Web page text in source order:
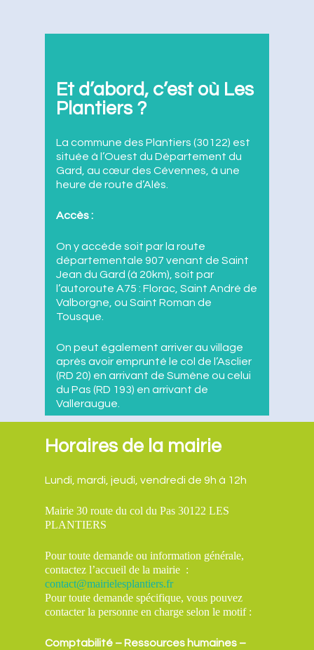
Et d’abord, c’est où Les
Plantiers ?
La commune des Plantiers (30122) est
située à l’Ouest du Département du
Gard, au cœur des Cévennes, à une
heure de route d’Alès.
Accès :
On y accède soit par la route
départementale 907 venant de Saint
Jean du Gard (à 20km), soit par
l’autoroute A75 : Florac, Saint André de
Valborgne, ou Saint Roman de
Tousque.
On peut également arriver au village
après avoir emprunté le col de l’Asclier
(RD 20) en arrivant de Sumène ou celui
du Pas (RD 193) en arrivant de
Valleraugue.
Horaires de la mairie
Lundi, mardi, jeudi, vendredi de 9h à 12h
Mairie 30 route du col du Pas 30122 LES
PLANTIERS
Pour toute demande ou information générale,
contactez l’accueil de la mairie :
contact@mairielesplantiers.fr
Pour toute demande spécifique, vous pouvez
contacter la personne en charge selon le motif :
Comptabilité – Ressources humaines –
Accueil
Ecole et cantine
Maison de retraite
La bibliothèque
Vie municipale
Les élus
Tourisme
Maison de l’eau
Parc National des
Hébergements
Santé
Services
Commerces des
Démarches
Urbanisme
Contact